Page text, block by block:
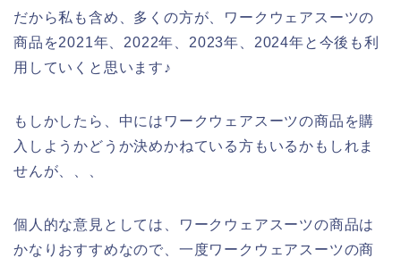
だから私も含め、多くの方が、ワークウェアスーツの
商品を2021年、2022年、2023年、2024年と今後も利
用していくと思います♪
もしかしたら、中にはワークウェアスーツの商品を購
入しようかどうか決めかねている方もいるかもしれま
せんが、、、
個人的な意見としては、ワークウェアスーツの商品は
かなりおすすめなので、一度ワークウェアスーツの商